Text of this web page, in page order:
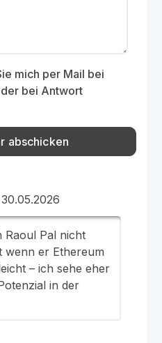
mich per Mail bei
bei Antwort
Raoul Pal nicht
wenn er Ethereum
– ich sehe eher
in der